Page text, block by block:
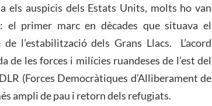
els auspicis dels Estats Units, molts ho van
el primer marc en dècades que situava el
l’estabilització dels Grans Llacs.
L’acord
de les forces i milícies ruandeses de l’est del
(Forces Democràtiques d’Alliberament de
ampli de pau i retorn dels refugiats.